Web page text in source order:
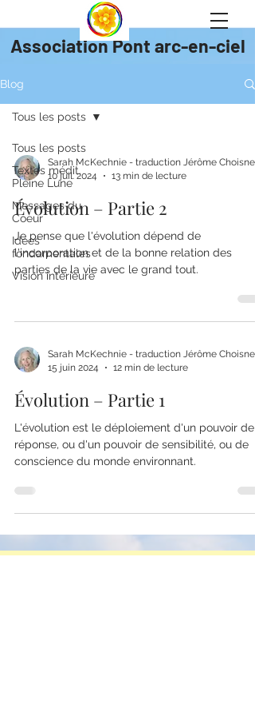
Association Pont arc-en-ciel
Blog
Tous les posts
Textes médit.
Pleine Lune
Messages du
Coeur
Idées
fondamentales
Vision intérieure
Tous les posts
Sarah McKechnie - traduction Jérôme Choisnet
10 juil. 2024
13 min de lecture
Évolution – Partie 2
Je pense que l'évolution dépend de
l'incorporation et de la bonne relation des
parties de la vie avec le grand tout.
Sarah McKechnie - traduction Jérôme Choisnet
15 juin 2024
12 min de lecture
Évolution – Partie 1
L'évolution est le déploiement d'un pouvoir de
réponse, ou d'un pouvoir de sensibilité, ou de
conscience du monde environnant.